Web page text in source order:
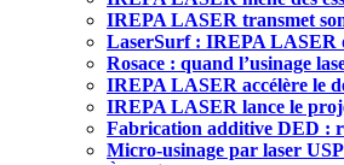
IREPA LASER transmet
LaserSurf : IREPA LASER
Rosace : quand l’usinage
IREPA LASER accélère le
IREPA LASER lance le
Fabrication additive DED :
Micro-usinage par laser